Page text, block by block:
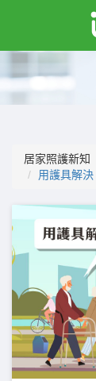
居家照護新知
用護具解